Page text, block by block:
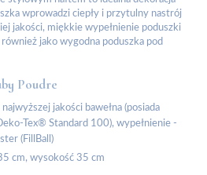
wprowadzi ciepły i przytulny nastrój
jakości, miękkie wypełnienie poduszki
jako wygodna poduszka pod
Poudre
jakości bawełna (posiada
Tex® Standard 100), wypełnienie -
(FillBall)
cm, wysokość 35 cm